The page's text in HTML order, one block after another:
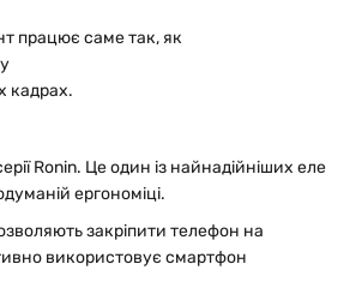
працює саме так, як
кадрах.
Ronin. Це один із найнадійніших
ергономіці.
закріпити телефон на
використовує смартфон